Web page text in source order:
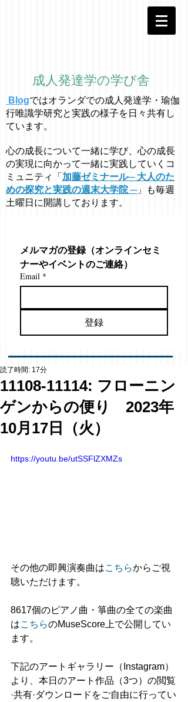
成人発達学の学び舎
Blogではオラ ンダでの成人発達学・ 瑜伽
行唯識学研究と実践の様子を日々共有し
ています。
心の成長について一緒に学び、心の成長
の実現に向かって一緒に実践していくコ
ミュニティ「 加藤ゼミナール─ 大人のた
めの探究と実践の週末大学院 ─」も毎週
土曜日に開講しております。
メルマガの登録（オンラインセミ
ナーやイベントのご連絡）
Email *
登録
11108-11114: フローニン
ゲンからの便り 2023年
10月17日（火）
読了時間: 17分
https://youtu.be/utSSFlZXMZs
その他の即興演奏曲はこちらからご視
聴いただけます。
8617個のピアノ曲・箏曲の全ての楽曲
はこちらのMuseScore上で公開してい
ます。
下記のアートギャラリー（Instagram）
より、本日のアート作品（3つ）の閲覧
·共有·ダウンロードをご自由に行ってい